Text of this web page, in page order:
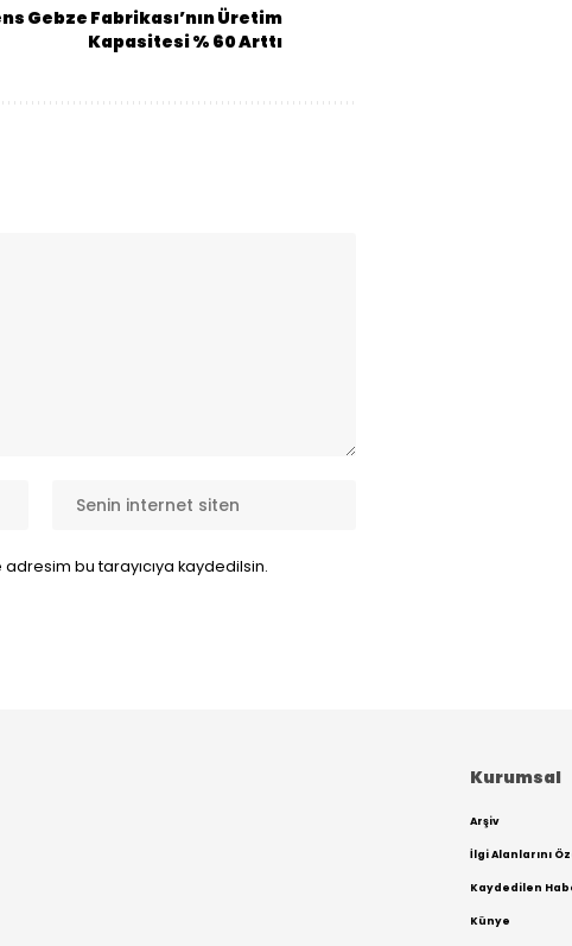
Gebze Fabrikası’nın Üretim
Kapasitesi % 60 Arttı
bu tarayıcıya kaydedilsin.
Kurumsal
Arşiv
İlgi Alanlarını
Kaydedilen
Künye